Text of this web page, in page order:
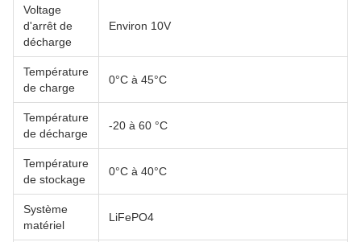
Voltage
d'arrêt de
décharge
Environ 10V
Température
de charge
0°C à 45°C
Température
de décharge
-20 à 60 °C
Température
de stockage
0°C à 40°C
Système
matériel
LiFePO4